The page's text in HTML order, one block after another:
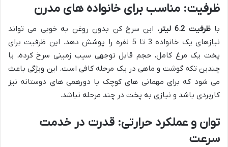
ظرفیت: مناسب برای خانواده های مدرن
باظرفیت 6.2 لیتر
، این سرخ کن بدون روغن به خوبی می تواند
نیازهای یک خانواده 3 تا 5 نفره را پوشش دهد. این ظرفیت برای
پخت یک مرغ کامل، حجم قابل توجهی سیب زمینی سرخ کرده، یا
چندین تکه گوشت و ماهی در یک مرحله کافی است. این ویژگی باعث
می شود که برای مهمانی های کوچک یا دورهمی های دوستانه نیز
کاربردی باشد و نیازی به پخت در چند مرحله نباشد.
توان و عملکرد حرارتی: قدرت در خدمت
سرعت